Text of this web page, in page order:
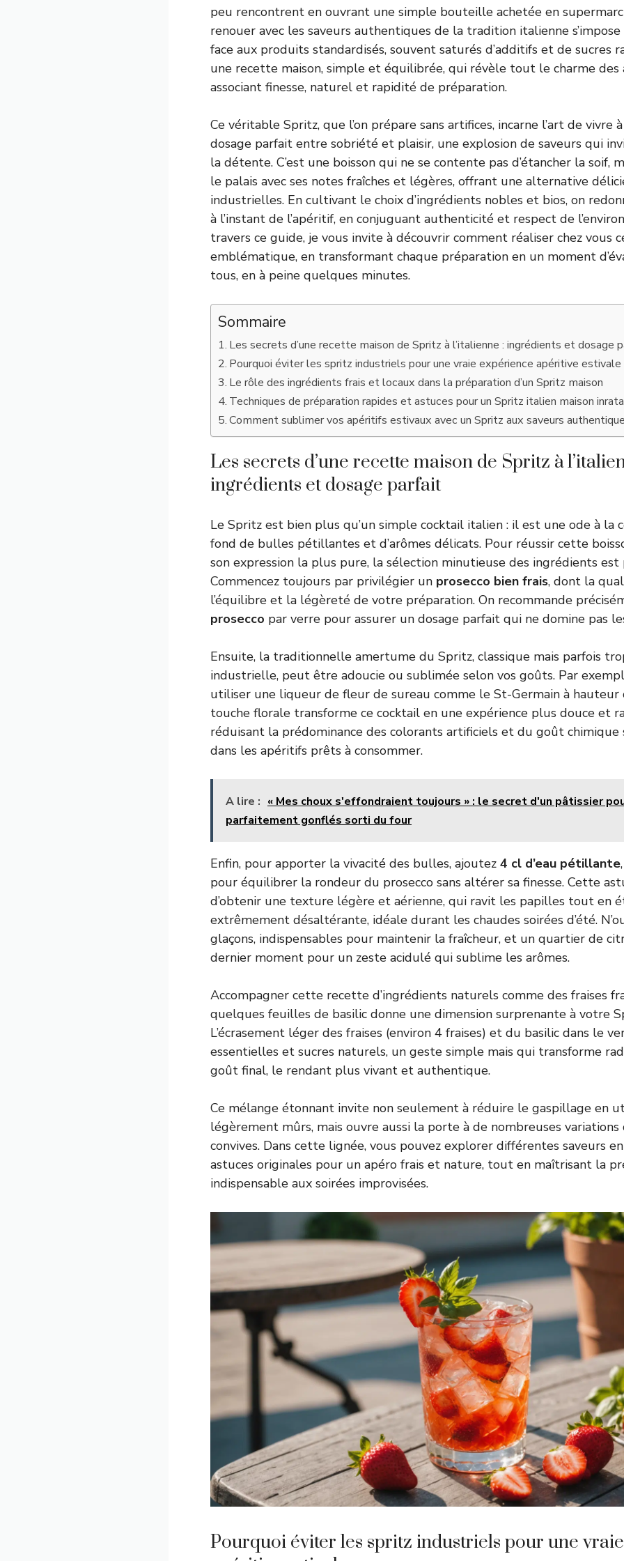
peu rencontrent en ouvrant une simple bouteille achetée en
renouer avec les saveurs authentiques de la tradition italienne
face aux produits standardisés, souvent saturés d’additifs et de sucres
une recette maison, simple et équilibrée, qui révèle tout le charme des
associant finesse, naturel et rapidité de préparation.
Ce véritable Spritz, que l’on prépare sans artifices, incarne l’art de vivre
dosage parfait entre sobriété et plaisir, une explosion de saveurs qui
la détente. C’est une boisson qui ne se contente pas d’étancher la soif,
le palais avec ses notes fraîches et légères, offrant une alternative
industrielles. En cultivant le choix d’ingrédients nobles et bios, on
à l’instant de l’apéritif, en conjuguant authenticité et respect de
travers ce guide, je vous invite à découvrir comment réaliser chez vous
emblématique, en transformant chaque préparation en un moment
tous, en à peine quelques minutes.
Sommaire
Les secrets d’une recette maison de Spritz à l’italienne : ingrédients et dosage
Pourquoi éviter les spritz industriels pour une vraie expérience apéritive estivale
Le rôle des ingrédients frais et locaux dans la préparation d’un Spritz maison
Techniques de préparation rapides et astuces pour un Spritz italien maison
Comment sublimer vos apéritifs estivaux avec un Spritz aux saveurs
Les secrets d’une recette maison de Spritz à
ingrédients et dosage parfait
Le Spritz est bien plus qu’un simple cocktail italien : il est une ode à la
fond de bulles pétillantes et d’arômes délicats. Pour réussir cette
son expression la plus pure, la sélection minutieuse des ingrédients est
Commencez toujours par privilégier un prosecco bien frais, dont la
l’équilibre et la légèreté de votre préparation. On recommande
prosecco par verre pour assurer un dosage parfait qui ne domine pas
Ensuite, la traditionnelle amertume du Spritz, classique mais parfois
industrielle, peut être adoucie ou sublimée selon vos goûts. Par
utiliser une liqueur de fleur de sureau comme le St-Germain à
touche florale transforme ce cocktail en une expérience plus douce et
réduisant la prédominance des colorants artificiels et du goût chimique
dans les apéritifs prêts à consommer.
A lire : « Mes choux s'effondraient toujours » : le secret d'un pâtissier
parfaitement gonflés sorti du four
Enfin, pour apporter la vivacité des bulles, ajoutez 4 cl d’eau pétillante
pour équilibrer la rondeur du prosecco sans altérer sa finesse. Cette
d’obtenir une texture légère et aérienne, qui ravit les papilles tout en
extrêmement désaltérante, idéale durant les chaudes soirées d’été.
glaçons, indispensables pour maintenir la fraîcheur, et un quartier de
dernier moment pour un zeste acidulé qui sublime les arômes.
Accompagner cette recette d’ingrédients naturels comme des fraises
quelques feuilles de basilic donne une dimension surprenante à votre
L’écrasement léger des fraises (environ 4 fraises) et du basilic dans le
essentielles et sucres naturels, un geste simple mais qui transforme
goût final, le rendant plus vivant et authentique.
Ce mélange étonnant invite non seulement à réduire le gaspillage en
légèrement mûrs, mais ouvre aussi la porte à de nombreuses
convives. Dans cette lignée, vous pouvez explorer différentes saveurs
astuces originales pour un apéro frais et nature, tout en maîtrisant la
indispensable aux soirées improvisées.
Pourquoi éviter les spritz industriels pour une